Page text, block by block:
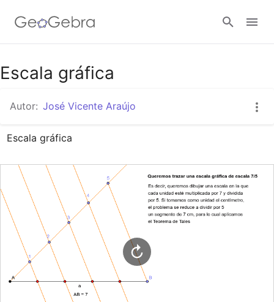
Google Classroom
GeoGebra Classroom
Escala gráfica
Autor: José Vicente Araújo
Escala gráfica